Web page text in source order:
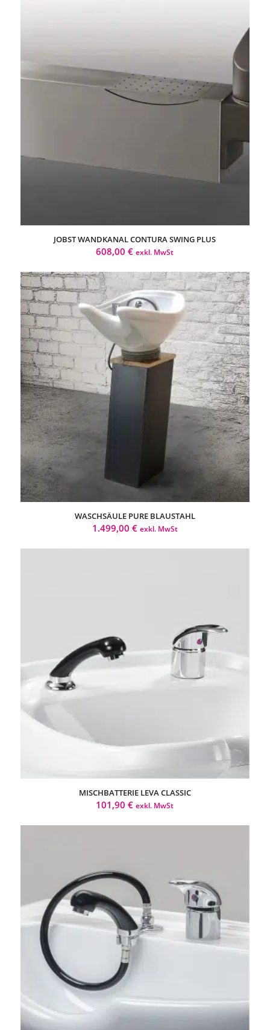
JOBST WANDKANAL CONTURA SWING PLUS
608,00€ exkl. MwSt
WASCHSÄULE PURE BLAUSTAHL
1.499,00 € exkl. MwSt
MISCHBATTERIE LEVA CLASSIC
101,90€ exkl. MwSt